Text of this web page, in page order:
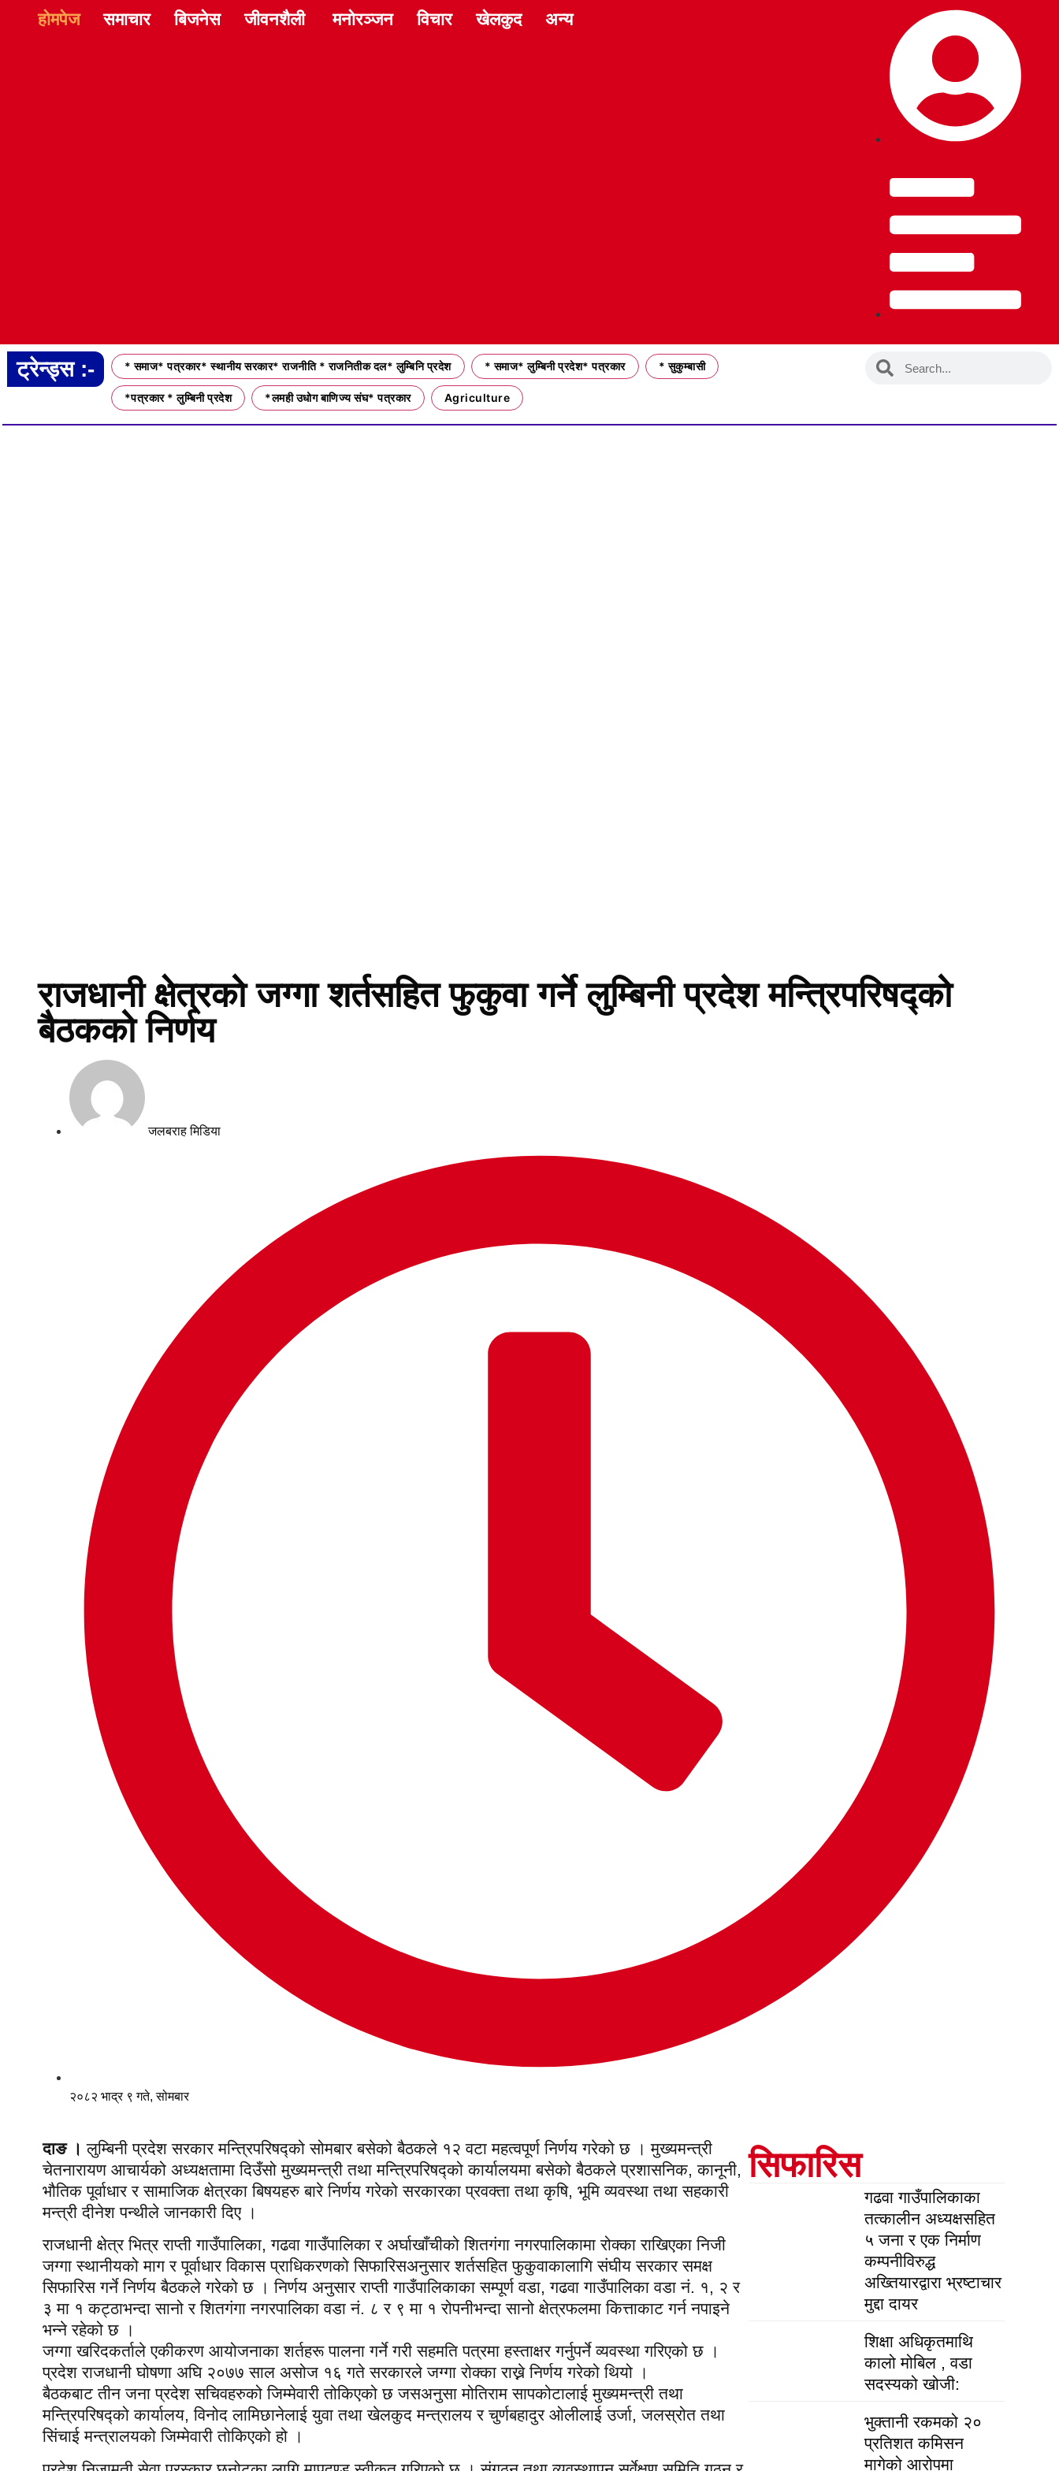
होमपेज समाचार बिजनेस जीवनशैली मनोरञ्जन विचार खेलकुद अन्य
ट्रेन्ड्स :- * समाज* पत्रकार* स्थानीय सरकार* राजनीति * राजनितीक दल* लुम्बिनि प्रदेश * समाज* लुम्बिनी प्रदेश* पत्रकार * सुकुम्बासी
*पत्रकार * लुम्बिनी प्रदेश *लमही उधोग बाणिज्य संघ* पत्रकार Agriculture
राजधानी क्षेत्रको जग्गा शर्तसहित फुकुवा गर्ने लुम्बिनी प्रदेश मन्त्रिपरिषद्को
बैठकको निर्णय
जलबराह मिडिया
२०८२ भाद्र ९ गते, सोमबार
दाङ ।लुम्बिनी प्रदेश सरकार मन्त्रिपरिषद्को सोमबार बसेको बैठकले १२ वटा महत्वपूर्ण निर्णय गरेको छ । मुख्यमन्त्री
चेतनारायण आचार्यको अध्यक्षतामा दिउँसो मुख्यमन्त्री तथा मन्त्रिपरिषद्को कार्यालयमा बसेको बैठकले प्रशासनिक, कानूनी,
भौतिक पूर्वाधार र सामाजिक क्षेत्रका बिषयहरु बारे निर्णय गरेको सरकारका प्रवक्ता तथा कृषि, भूमि व्यवस्था तथा सहकारी
मन्त्री दीनेश पन्थीले जानकारी दिए ।
राजधानी क्षेत्र भित्र राप्ती गाउँपालिका, गढवा गाउँपालिका र अर्घाखाँचीको शितगंगा नगरपालिकामा रोक्का राखिएका निजी
जग्गा स्थानीयको माग र पूर्वाधार विकास प्राधिकरणको सिफारिसअनुसार शर्तसहित फुकुवाकालागि संघीय सरकार समक्ष
सिफारिस गर्ने निर्णय बैठकले गरेको छ । निर्णय अनुसार राप्ती गाउँपालिकाका सम्पूर्ण वडा, गढवा गाउँपालिका वडा नं. १, २ र
३ मा १ कट्ठाभन्दा सानो र शितगंगा नगरपालिका वडा नं. ८ र ९ मा १ रोपनीभन्दा सानो क्षेत्रफलमा कित्ताकाट गर्न नपाइने
भन्ने रहेको छ ।
जग्गा खरिदकर्ताले एकीकरण आयोजनाका शर्तहरू पालना गर्ने गरी सहमति पत्रमा हस्ताक्षर गर्नुपर्ने व्यवस्था गरिएको छ ।
प्रदेश राजधानी घोषणा अघि २०७७ साल असोज १६ गते सरकारले जग्गा रोक्का राख्ने निर्णय गरेको थियो ।
बैठकबाट तीन जना प्रदेश सचिवहरुको जिम्मेवारी तोकिएको छ जसअनुसा मोतिराम सापकोटालाई मुख्यमन्त्री तथा
मन्त्रिपरिषद्को कार्यालय, विनोद लामिछानेलाई युवा तथा खेलकुद मन्त्रालय र चुर्णबहादुर ओलीलाई उर्जा, जलस्रोत तथा
सिंचाई मन्त्रालयको जिम्मेवारी तोकिएको हो ।
सिफारिस
गढवा गाउँपालिकाका
तत्कालीन अध्यक्षसहित
५ जना र एक निर्माण
कम्पनीविरुद्ध
अख्तियारद्वारा भ्रष्टाचार
मुद्दा दायर
शिक्षा अधिकृतमाथि
कालो मोबिल , वडा
सदस्यको खोजी:
भुक्तानी रकमको २०
प्रतिशत कमिसन
मागेको आरोपमा